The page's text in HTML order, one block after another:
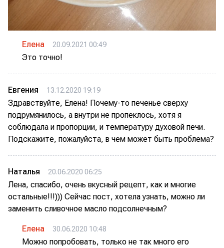
Елена 20.09.2021 00:49
Это точно!
Евгения 13.12.2020 19:19
Здравствуйте, Елена! Почему-то печенье сверху
подрумянилось, а внутри не пропеклось, хотя я
соблюдала и пропорции, и температуру духовой печи.
Подскажите, пожалуйста, в чем может быть проблема?
Наталья 20.06.2020 06:25
Лена, спасибо, очень вкусный рецепт, как и многие
остальные!!!))) Сейчас пост, хотела узнать, можно ли
заменить сливочное масло подсолнечным?
Елена 30.06.2020 10:48
Можно попробовать, только не так много его